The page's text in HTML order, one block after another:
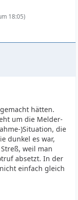
18:05)
hätten.
um die Melder-
)Situation, die
dunkel es war,
weil man
absetzt. In der
einfach gleich